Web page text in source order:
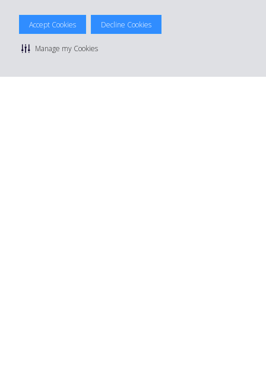
Accept Cookies Decline Cookies
Manage my Cookies
Politique de confidentialité | Conditions d'utilisation du site |